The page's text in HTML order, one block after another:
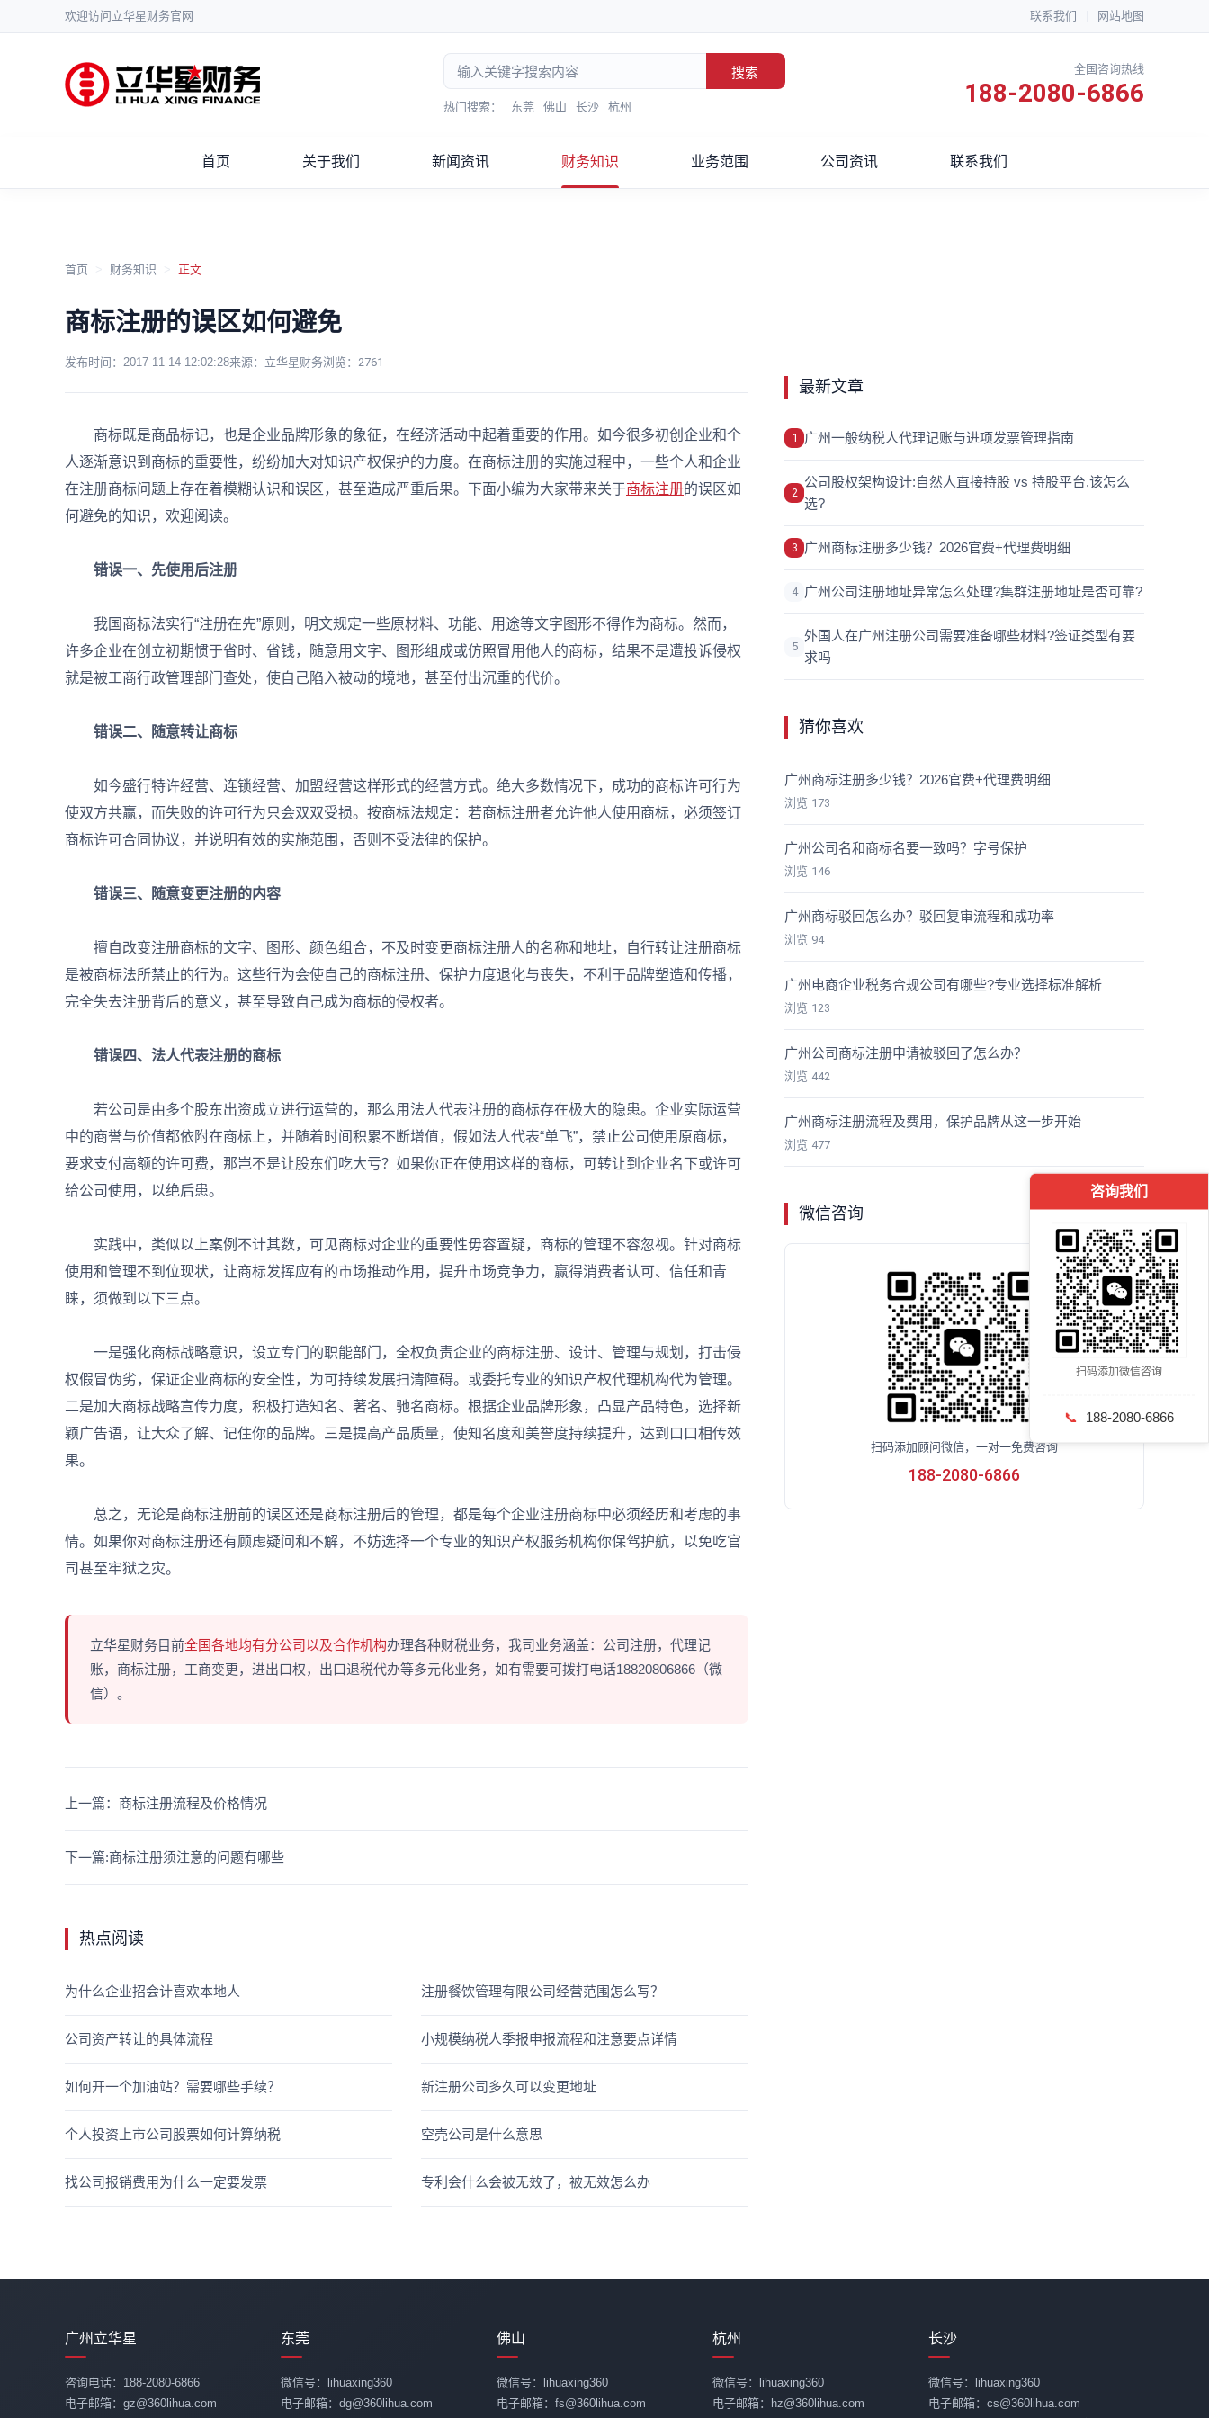
欢迎访问立华星财务官网 联系我们 网站地图
搜索
热门搜索： 东莞 佛山 长沙 杭州
全国咨询热线
188-2080-6866
首页 关于我们 新闻资讯 财务知识 业务范围 公司资讯 联系我们
首页 财务知识 正文
商标注册的误区如何避免
发布时间： 2017-11-14 12:02:28来源：立华星财务浏览： 2761
商标既是商品标记，也是企业品牌形象的象征，在经济活动中起着重要的作用。如今很多初创企业和个
人逐渐意识到商标的重要性，纷纷加大对知识产权保护的力度。在商标注册的实施过程中，一些个人和企业
在注册商标问题上存在着模糊认识和误区，甚至造成严重后果。下面小编为大家带来关于商标注册的误区如
何避免的知识，欢迎阅读。
错误一、先使用后注册
我国商标法实行“注册在先”原则，明文规定一些原材料、功能、用途等文字图形不得作为商标。然而，
许多企业在创立初期惯于省时、省钱，随意用文字、图形组成或仿照冒用他人的商标，结果不是遭投诉侵权
就是被工商行政管理部门查处，使自己陷入被动的境地，甚至付出沉重的代价。
错误二、随意转让商标
如今盛行特许经营、连锁经营、加盟经营这样形式的经营方式。绝大多数情况下，成功的商标许可行为
使双方共赢，而失败的许可行为只会双双受损。按商标法规定：若商标注册者允许他人使用商标，必须签订
商标许可合同协议，并说明有效的实施范围，否则不受法律的保护。
错误三、随意变更注册的内容
擅自改变注册商标的文字、图形、颜色组合，不及时变更商标注册人的名称和地址，自行转让注册商标
是被商标法所禁止的行为。这些行为会使自己的商标注册、保护力度退化与丧失，不利于品牌塑造和传播，
完全失去注册背后的意义，甚至导致自己成为商标的侵权者。
错误四、法人代表注册的商标
若公司是由多个股东出资成立进行运营的，那么用法人代表注册的商标存在极大的隐患。企业实际运营
中的商誉与价值都依附在商标上，并随着时间积累不断增值，假如法人代表“单飞”，禁止公司使用原商标，
要求支付高额的许可费，那岂不是让股东们吃大亏？如果你正在使用这样的商标，可转让到企业名下或许可
给公司使用，以绝后患。
实践中，类似以上案例不计其数，可见商标对企业的重要性毋容置疑，商标的管理不容忽视。针对商标
使用和管理不到位现状，让商标发挥应有的市场推动作用，提升市场竞争力，赢得消费者认可、信任和青
睐，须做到以下三点。
一是强化商标战略意识，设立专门的职能部门，全权负责企业的商标注册、设计、管理与规划，打击侵
权假冒伪劣，保证企业商标的安全性，为可持续发展扫清障碍。或委托专业的知识产权代理机构代为管理。
二是加大商标战略宣传力度，积极打造知名、著名、驰名商标。根据企业品牌形象，凸显产品特色，选择新
颖广告语，让大众了解、记住你的品牌。三是提高产品质量，使知名度和美誉度持续提升，达到口口相传效
果。
总之，无论是商标注册前的误区还是商标注册后的管理，都是每个企业注册商标中必须经历和考虑的事
情。如果你对商标注册还有顾虑疑问和不解，不妨选择一个专业的知识产权服务机构你保驾护航，以免吃官
司甚至牢狱之灾。
立华星财务目前全国各地均有分公司以及合作机构办理各种财税业务，我司业务涵盖：公司注册，代理记
账，商标注册，工商变更，进出口权，出口退税代办等多元化业务，如有需要可拨打电话18820806866（微
信）。
下一篇:商标注册须注意的问题有哪些
上一篇：商标注册流程及价格情况
热点阅读
为什么企业招会计喜欢本地人 注册餐饮管理有限公司经营范围怎么写？
公司资产转让的具体流程 小规模纳税人季报申报流程和注意要点详情
如何开一个加油站？需要哪些手续？ 新注册公司多久可以变更地址
个人投资上市公司股票如何计算纳税 空壳公司是什么意思
找公司报销费用为什么一定要发票 专利会什么会被无效了，被无效怎么办
最新文章
1 广州一般纳税人代理记账与进项发票管理指南
2
公司股权架构设计:自然人直接持股 vs 持股平台,该怎么
选?
3 广州商标注册多少钱？2026官费+代理费明细
4 广州公司注册地址异常怎么处理?集群注册地址是否可靠?
5
外国人在广州注册公司需要准备哪些材料?签证类型有要
求吗
猜你喜欢
广州商标注册多少钱？2026官费+代理费明细
浏览 173
广州公司名和商标名要一致吗？字号保护
浏览 146
广州商标驳回怎么办？驳回复审流程和成功率
浏览 94
广州电商企业税务合规公司有哪些?专业选择标准解析
浏览 123
广州公司商标注册申请被驳回了怎么办？
浏览 442
广州商标注册流程及费用，保护品牌从这一步开始
浏览 477
微信咨询
扫码添加顾问微信，一对一免费咨询
188-2080-6866
咨询我们
扫码添加微信咨询
📞 188-2080-6866
广州立华星
咨询电话：188-2080-6866
电子邮箱：gz@360lihua.com
东莞
微信号：lihuaxing360
电子邮箱：dg@360lihua.com
佛山
微信号：lihuaxing360
电子邮箱：fs@360lihua.com
杭州
微信号：lihuaxing360
电子邮箱：hz@360lihua.com
长沙
微信号：lihuaxing360
电子邮箱：cs@360lihua.com